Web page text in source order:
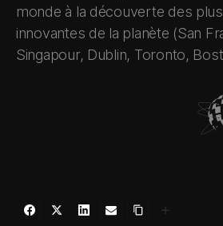
monde à la découverte des
innovantes de la planète (San
Singapour, Dublin, Toronto,